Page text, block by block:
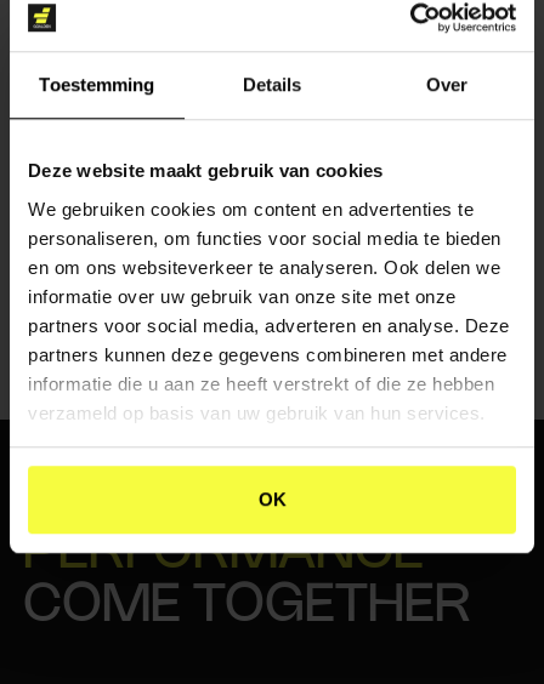
Toestemming Details Over
Deze website maakt gebruik van cookies
We gebruiken cookies om content en advertenties te
personaliseren, om functies voor social media te bieden
en om ons websiteverkeer te analyseren. Ook delen we
informatie over uw gebruik van onze site met onze
partners voor social media, adverteren en analyse. Deze
partners kunnen deze gegevens combineren met andere
informatie die u aan ze heeft verstrekt of die ze hebben
verzameld op basis van uw gebruik van hun services.
OK
CONTENT CREATIE
WHEREPASSION
PERFORMANCE
COME TOGETHER